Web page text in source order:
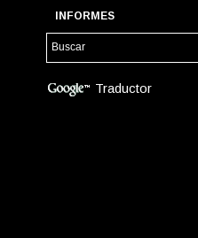
INFORMES
Traductor